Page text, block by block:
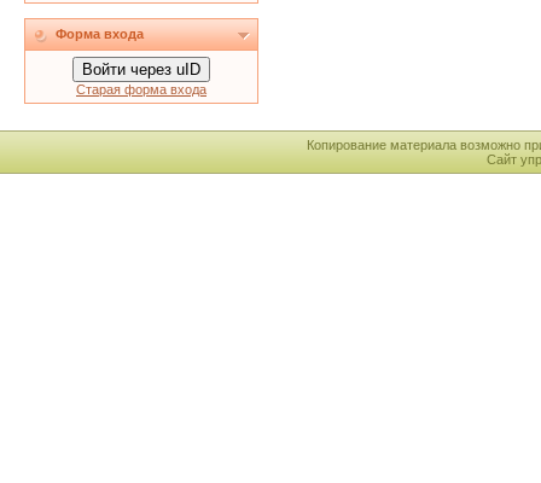
Форма входа
Войти через uID
Старая форма входа
Копирование материала возможно
Сайт